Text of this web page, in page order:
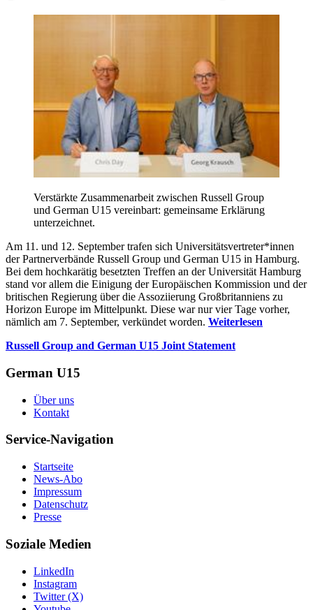
Verstärkte Zusammenarbeit zwischen Russell Group
und German U15 vereinbart: gemeinsame Erklärung
unterzeichnet.
Am 11. und 12. September trafen sich Universitätsvertreter*innen
der Partnerverbände Russell Group und German U15 in Hamburg.
Bei dem hochkarätig besetzten Treffen an der Universität Hamburg
stand vor allem die Einigung der Europäischen Kommission und der
britischen Regierung über die Assoziierung Großbritanniens zu
Horizon Europe im Mittelpunkt. Diese war nur vier Tage vorher,
nämlich am 7. September, verkündet worden. Weiterlesen
Russell Group and German U15 Joint Statement
German U15
Über uns
Kontakt
Service-Navigation
Startseite
News-Abo
Impressum
Datenschutz
Presse
Soziale Medien
LinkedIn
Instagram
Twitter (X)